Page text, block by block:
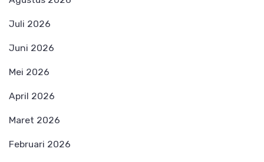
Juli 2026
Juni 2026
Mei 2026
April 2026
Maret 2026
Februari 2026